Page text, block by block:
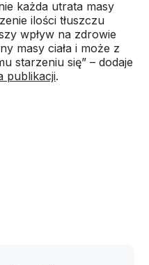
każda utrata masy
ilości tłuszczu
wpływ na zdrowie
masy ciała i może z
starzeniu się” – dodaje
publikacji.